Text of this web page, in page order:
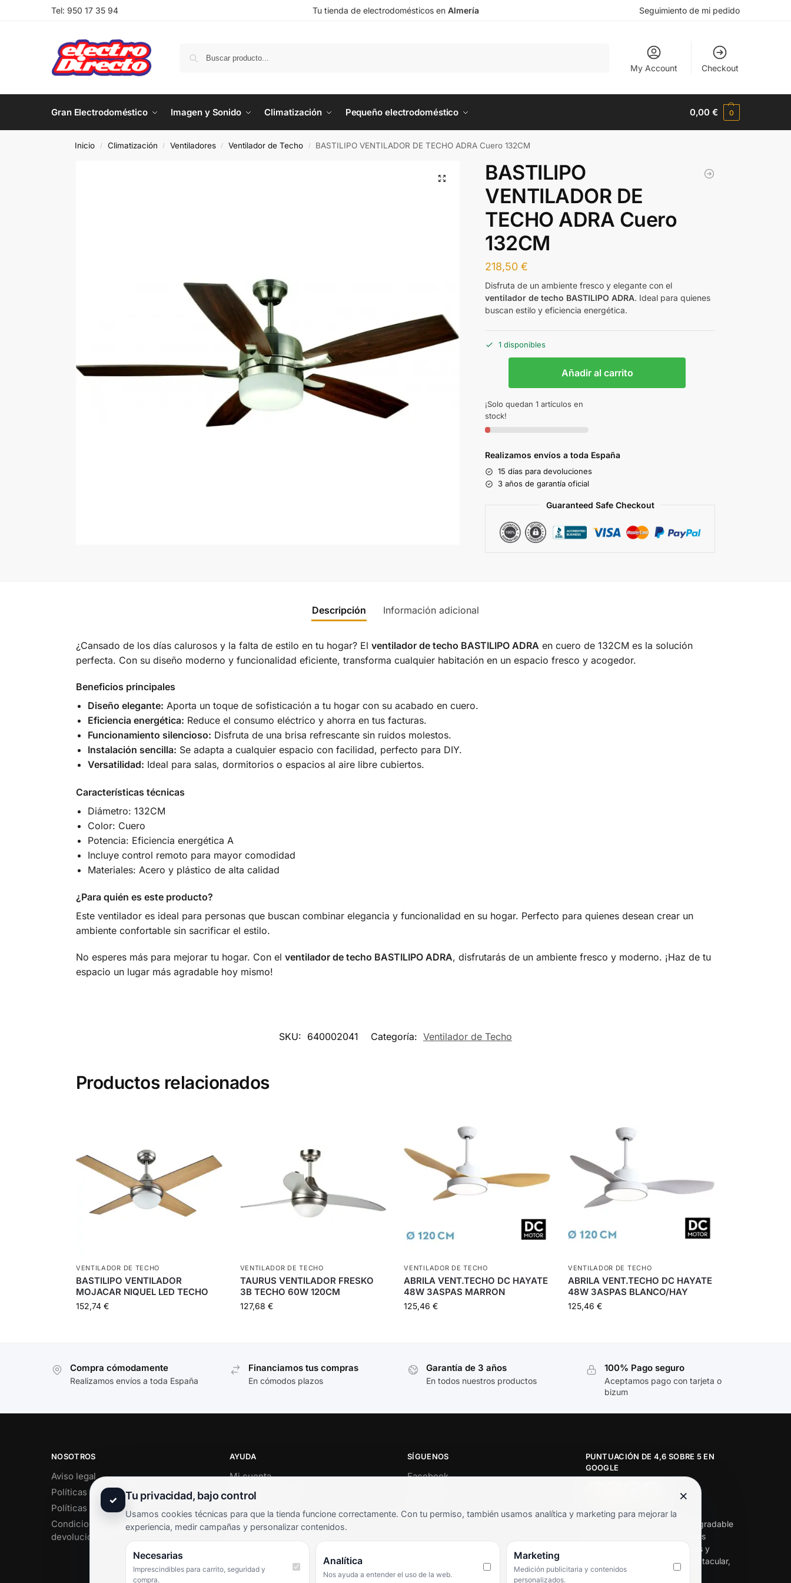
Tel: 950 17 35 94 Tu tienda de electrodomésticos en Almería Seguimiento de mi pedido
My Account Checkout
Gran Electrodoméstico Imagen y Sonido Climatización Pequeño electrodoméstico 0,00€ 0
Inicio / Climatización / Ventiladores / Ventilador de Techo / BASTILIPO VENTILADOR DE TECHO ADRA Cuero 132CM
BASTILIPO
VENTILADOR DE
TECHO ADRA Cuero
132CM
218,50€
Disfruta de un ambiente fresco y elegante con el
ventilador de techo BASTILIPO ADRA. Ideal para quienes
buscan estilo y eficiencia energética.
1 disponibles
Añadir al carrito
¡Solo quedan 1 artículos en
stock!
Realizamos envíos a toda España
15 días para devoluciones
3 años de garantía oficial
Guaranteed Safe Checkout
Descripción Información adicional
¿Cansado de los días calurosos y la falta de estilo en tu hogar? El ventilador de techo BASTILIPO ADRA en cuero de 132CM es la solución
perfecta. Con su diseño moderno y funcionalidad eficiente, transforma cualquier habitación en un espacio fresco y acogedor.
Beneficios principales
Diseño elegante: Aporta un toque de sofisticación a tu hogar con su acabado en cuero.
Eficiencia energética: Reduce el consumo eléctrico y ahorra en tus facturas.
Funcionamiento silencioso: Disfruta de una brisa refrescante sin ruidos molestos.
Instalación sencilla: Se adapta a cualquier espacio con facilidad, perfecto para DIY.
Versatilidad: Ideal para salas, dormitorios o espacios al aire libre cubiertos.
Características técnicas
Diámetro: 132CM
Color: Cuero
Potencia: Eficiencia energética A
Incluye control remoto para mayor comodidad
Materiales: Acero y plástico de alta calidad
¿Para quién es este producto?
Este ventilador es ideal para personas que buscan combinar elegancia y funcionalidad en su hogar. Perfecto para quienes desean crear un
ambiente confortable sin sacrificar el estilo.
No esperes más para mejorar tu hogar. Con el ventilador de techo BASTILIPO ADRA, disfrutarás de un ambiente fresco y moderno. ¡Haz de tu
espacio un lugar más agradable hoy mismo!
SKU: 640002041 Categoría: Ventilador de Techo
Productos relacionados
VENTILADOR DE TECHO
BASTILIPO VENTILADOR
MOJACAR NIQUEL LED TECHO
152,74 €
VENTILADOR DE TECHO
TAURUS VENTILADOR FRESKO
3B TECHO 60W 120CM
127,68 €
VENTILADOR DE TECHO
ABRILA VENT.TECHO DC HAYATE
48W 3ASPAS MARRON
125,46€
VENTILADOR DE TECHO
ABRILA VENT.TECHO DC HAYATE
48W 3ASPAS BLANCO/HAY
125,46€
Compra cómodamente
Realizamos envíos a toda España
Financiamos tus compras
En cómodos plazos
Garantía de 3 años
En todos nuestros productos
100% Pago seguro
Aceptamos pago con tarjeta o
bizum
NOSOTROS
Aviso legal
Políticas de privacidad
Políticas de cookies
Condiciones de envío y
devoluciones
AYUDA
Mi cuenta
Soporte al cliente
Términos y condiciones
Preguntas frecuentes
SÍGUENOS
Facebook
PUNTUACIÓN DE 4,6 SOBRE 5 EN
GOOGLE
★★★★★
«Servicio de calidad y trato agradable
con precios excelentes. Hemos
comprado en varias ocasiones y
siempre dan respuesta. Espectacular,
servicio de 10.»
✓ Tu privacidad, bajo control ×
Usamos cookies técnicas para que la tienda funcione correctamente. Con tu permiso, también usamos analítica y marketing para mejorar la
experiencia, medir campañas y personalizar contenidos.
Necesarias
Imprescindibles para carrito, seguridad y
compra.
Analítica
Nos ayuda a entender el uso de la web.
Marketing
Medición publicitaria y contenidos
personalizados.